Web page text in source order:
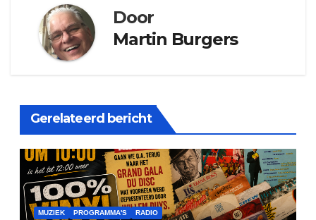
Door
Martin Burgers
Gerelateerd bericht
MUZIEK PROGRAMMA'S RADIO